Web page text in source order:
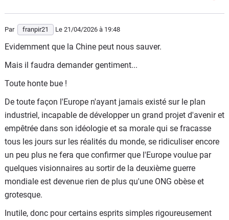
Par franpir21 Le 21/04/2026 à 19:48
Evidemment que la Chine peut nous sauver.
Mais il faudra demander gentiment...
Toute honte bue !
De toute façon l'Europe n'ayant jamais existé sur le plan
industriel, incapable de développer un grand projet d'avenir et
empêtrée dans son idéologie et sa morale qui se fracasse
tous les jours sur les réalités du monde, se ridiculiser encore
un peu plus ne fera que confirmer que l'Europe voulue par
quelques visionnaires au sortir de la deuxième guerre
mondiale est devenue rien de plus qu'une ONG obèse et
grotesque.
Inutile, donc pour certains esprits simples rigoureusement